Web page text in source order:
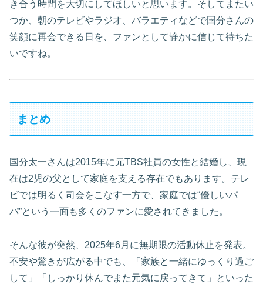
き合う時間を大切にしてほしいと思います。そしてまたい
つか、朝のテレビやラジオ、バラエティなどで国分さんの
笑顔に再会できる日を、ファンとして静かに信じて待ちた
いですね。
まとめ
国分太一さんは2015年に元TBS社員の女性と結婚し、現
在は2児の父として家庭を支える存在でもあります。テレ
ビでは明るく司会をこなす一方で、家庭では“優しいパ
パ”という一面も多くのファンに愛されてきました。
そんな彼が突然、2025年6月に無期限の活動休止を発表。
不安や驚きが広がる中でも、「家族と一緒にゆっくり過ご
して」「しっかり休んでまた元気に戻ってきて」といった